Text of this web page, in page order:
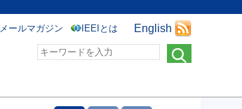
English
メールマガジン IEEIとは